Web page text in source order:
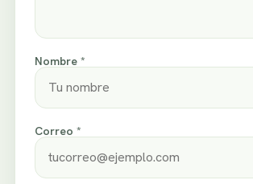
Nombre *
Correo *